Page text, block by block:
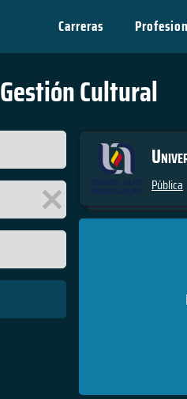
Carreras
Gestión Cultural
Pública